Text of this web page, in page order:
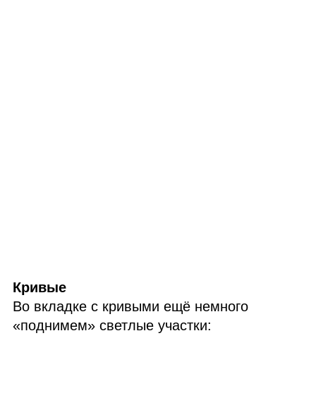
Кривые
Во вкладке с кривыми ещё немного
«поднимем» светлые участки: